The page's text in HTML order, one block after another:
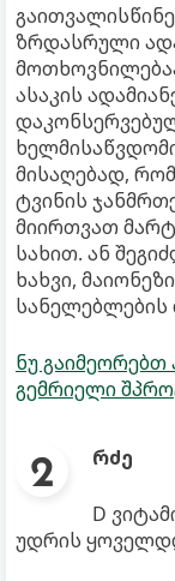
ზრდასრული
ასაკის
მისაღებად,
ტვინის
მიირთვათ
სახით. ან
ხახვი,
სანელებლების
ნუ
გემრიელი
რძე
D
უდრის